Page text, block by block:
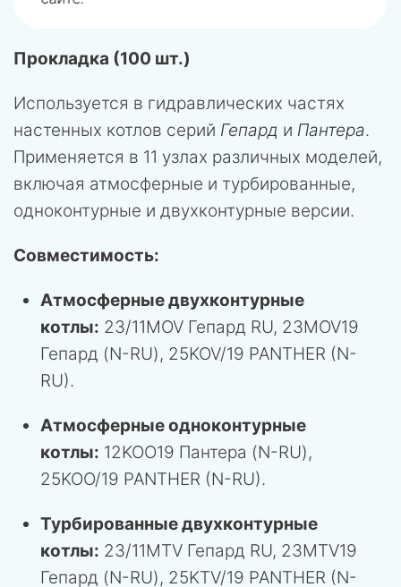
Прокладка (100 шт.)
Используется в гидравлических частях
настенных котлов серий Гепард и Пантера.
Применяется в 11 узлах различных моделей,
включая атмосферные и турбированные,
одноконтурные и двухконтурные версии.
Совместимость:
Атмосферные двухконтурные
котлы: 23/11MOV Гепард RU, 23MOV19
Гепард (N-RU), 25KOV/19 PANTHER (N-
RU).
Атмосферные одноконтурные
котлы: 12KOO19 Пантера (N-RU),
25KOO/19 PANTHER (N-RU).
Турбированные двухконтурные
котлы: 23/11MTV Гепард RU, 23MTV19
Гепард (N-RU), 25KTV/19 PANTHER (N-